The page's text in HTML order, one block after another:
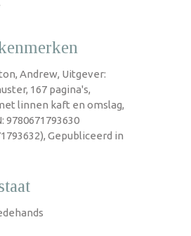
Andrew, Uitgever:
167 pagina's,
linnen kaft en omslag,
9780671793630
Gepubliceerd in